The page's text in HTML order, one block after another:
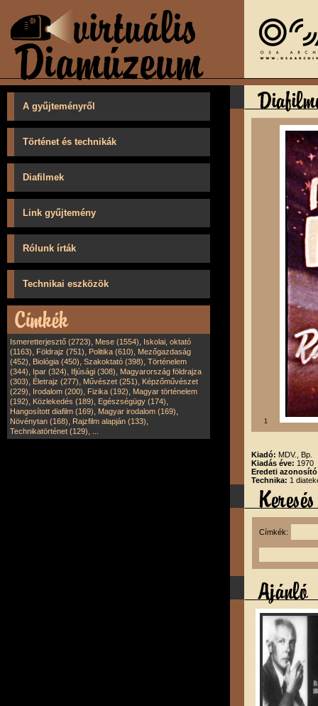
A gyűjteményről
Történet és technikák
Diafilmek
Link gyűjtemény
Rólunk írták
Technikai eszközök
Ismeretterjesztő (2723), Mese (1554), Iskolai, oktató
(1163), Földrajz (751), Politika (610), Mezőgazdaság
(452), Biológia (450), Szakoktató (398), Történelem
(344), Ipar (324), Ifjúsági (308), Magyarország földrajza
(303), Életrajz (277), Művészet (251), Képzőművészet
(229), Irodalom (200), Fizika (192), Magyar történelem
(192), Közlekedés (189), Egészségügy (174),
Hangosított diafilm (169), Magyar irodalom (169),
Növénytan (168), Rajzfilm alapján (133),
Technikatörténet (129),
1
Kiadó: MDV., Bp.
Kiadás éve: 1970
Eredeti
Technika: 1
Címkék: